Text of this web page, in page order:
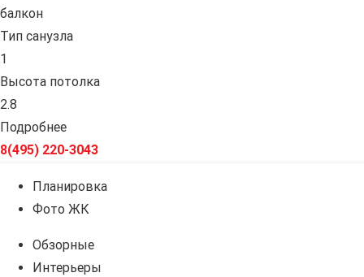
балкон
Тип санузла
1
Высота потолка
2.8
Подробнее
8(495) 220-3043
Планировка
Фото ЖК
Обзорные
Интерьеры